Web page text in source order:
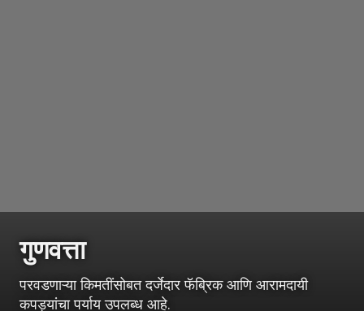
गुणवत्ता
परवडणाऱ्या किमतींसोबत दर्जेदार फॅब्रिक आणि आरामदायी
कपड्यांचा पर्याय उपलब्ध आहे.